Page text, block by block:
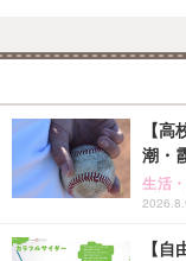
【
潮・
生活
【